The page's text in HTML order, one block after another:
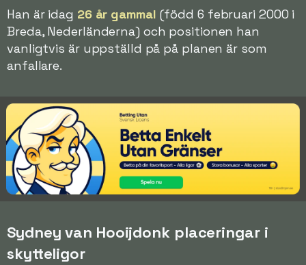
Han är idag 26 år gammal (född 6 februari 2000 i
Breda, Nederländerna) och positionen han
vanligtvis är uppställd på på planen är som
anfallare.
Sydney van Hooijdonk placeringar i
skytteligor